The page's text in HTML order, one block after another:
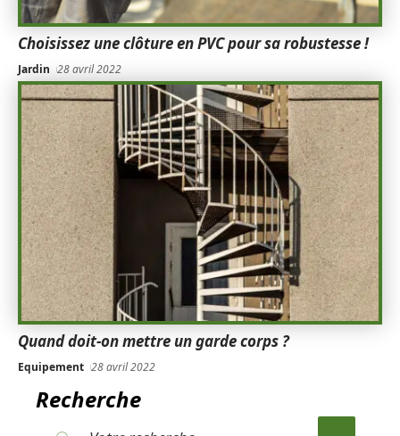
Choisissez une clôture en PVC pour sa robustesse !
Jardin 28 avril 2022
Quand doit-on mettre un garde corps ?
Equipement 28 avril 2022
Recherche